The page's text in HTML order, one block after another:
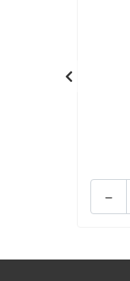
-